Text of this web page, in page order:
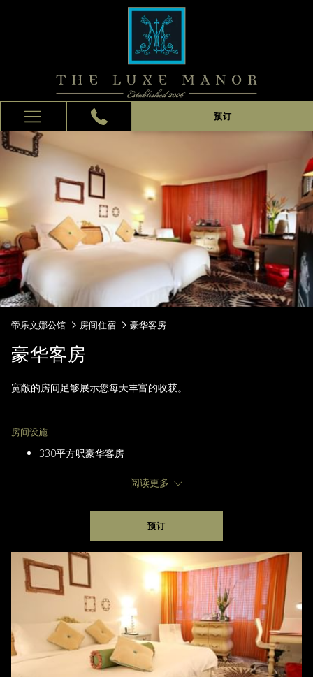
Hamburger
Menu
预订
帝乐文娜公馆 房间住宿 豪华客房
豪华客房
宽敞的房间足够展示您每天丰富的收获。
房间设施
330平方呎豪华客房
高速宽频互联网及无线上网
豪华沐浴用品
顶设喷淋花洒的云石浴室
迷你酒吧、设计新颖的茶具及咖啡
本地及国际长途直拨电话
客房餐务
TOUCH尊贵礼遇
阅读更多
预订